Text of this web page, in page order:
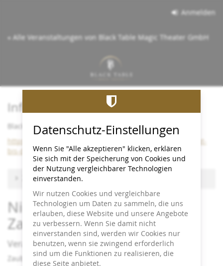
springen
Anmelden
« Alle Veranstaltungen von Black Table Magic Theater GmbH
Info:
Black Table bleibt bis Dezember 2026 im Cineplex
https://www.black-table.de/wichtige-info-black-table-bleibt-
bis-dezember-2026-im-cineplex/
Zu anderem Termin wechseln
Nicht Blinzeln! - Close-up-
Zaubershow
Veranstaltungsinfos:
Zauberei so nah und doch nicht gesehen wie es geht!
Datenschutz-Einstellungen
Wenn Sie "Alle akzeptieren" klicken, erklären
Sie sich mit der Speicherung von Cookies und
der Nutzung vergleichbarer Technologien
einverstanden.
Wir nutzen Cookies und vergleichbare
Technologien um Daten zu sammeln, die uns
erlauben, diese Website und unsere Angebote
zu verbessern. Wenn Sie damit nicht
einverstanden sind, werden wir Cookies nur
benutzen, wenn sie zwingend erforderlich
sind um die Funktionen zu realisieren, die
diese Seite anbietet.